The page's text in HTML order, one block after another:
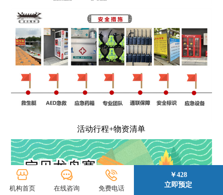
活动行程+物资清单
机构首页 在线咨询 免费电话
￥428
立即预定